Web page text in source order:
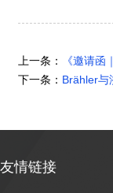
上一条：
《邀请
下一条： Brähler与
友情链接